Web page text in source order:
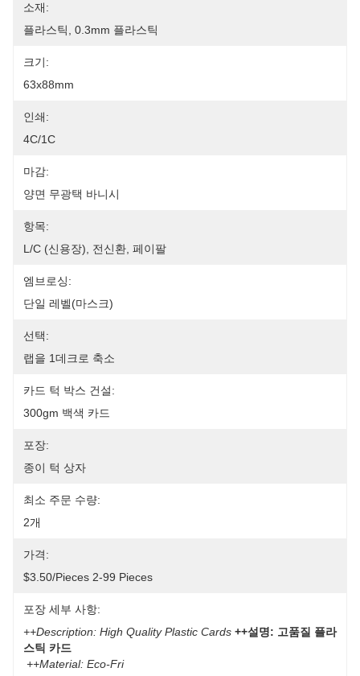
소재:
플라스틱, 0.3mm 플라스틱
크기:
63x88mm
인쇄:
4C/1C
마감:
양면 무광택 바니시
항목:
L/C (신용장), 전신환, 페이팔
엠브로싱:
단일 레벨(마스크)
선택:
랩을 1데크로 축소
카드 턱 박스 건설:
300gm 백색 카드
포장:
종이 턱 상자
최소 주문 수량:
2개
가격:
$3.50/pieces 2-99 Pieces
포장 세부 사항:
++Description: High Quality Plastic Cards ++설명: 고품질 플라
스틱 카드
++Material: Eco-Fri